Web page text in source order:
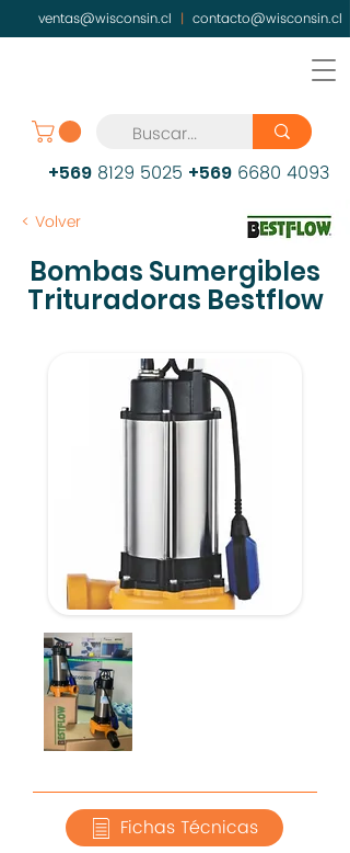
ventas@wisconsin.cl | contacto@wisconsin.cl
+569 8129 5025 +569 6680 4093
< Volver
Bombas Sumergibles
Trituradoras Bestflow
Fichas Técnicas